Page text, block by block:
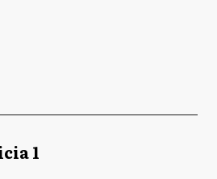
1